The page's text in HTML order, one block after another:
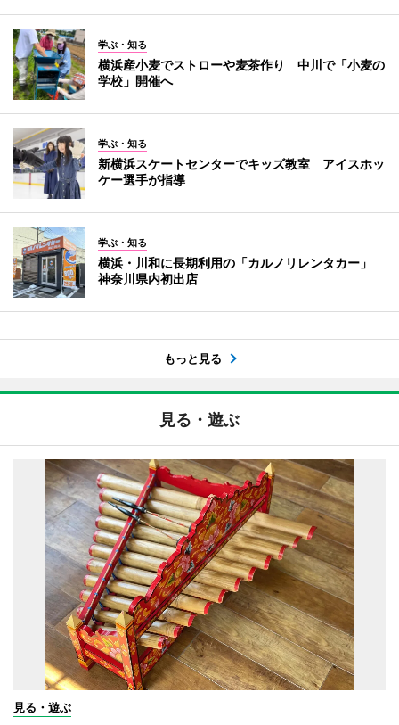
学ぶ・知る
横浜産小麦でストローや麦茶作り 中川で「小麦の
学校」開催へ
学ぶ・知る
新横浜スケートセンターでキッズ教室 アイスホッ
ケー選手が指導
学ぶ・知る
横浜・川和に長期利用の「カルノリレンタカー」
神奈川県内初出店
もっと見る
見る・遊ぶ
見る・遊ぶ